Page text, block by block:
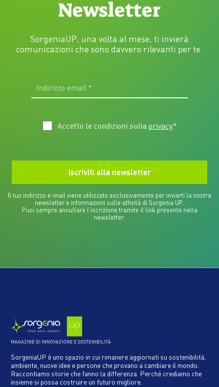
Newsletter
SorgeniaUP, una volta al mese, ti invierà
comunicazioni che sono davvero rilevanti per te.
Accetto le condizioni sulla privacy*
Il tuo indirizzo e-mail viene utilizzato esclusivamente per inviarti la nostra
newsletter e informazioni sulle attività di Sorgenia UP.
Puoi sempre annullare l'iscrizione tramite il link presente nella
newsletter.
MAGAZINE DI INNOVAZIONE E SOSTENIBILITÀ
SorgeniaUP è uno spazio in cui rimanere aggiornati su sostenibilità,
ambiente, nuove idee e persone che provano a cambiare il mondo.
Raccontiamo storie che fanno la differenza. Perché crediamo che
insieme si possa costruire un futuro migliore.